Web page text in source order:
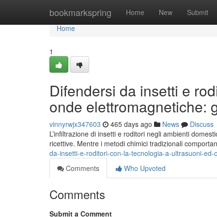
bookmarkspring Home New Submit
Home
Home
1
Difendersi da insetti e
onde elettromagnetiche:
vinnyrwjx347603 465 days ago News
Discuss
L’infiltrazione di insetti e roditori negli ambienti
ricettive. Mentre i metodi chimici tradizionali
da-insetti-e-roditori-con-la-tecnologia-a-ultrasuoni-
Comments
Who Upvoted
Comments
Submit a Comment